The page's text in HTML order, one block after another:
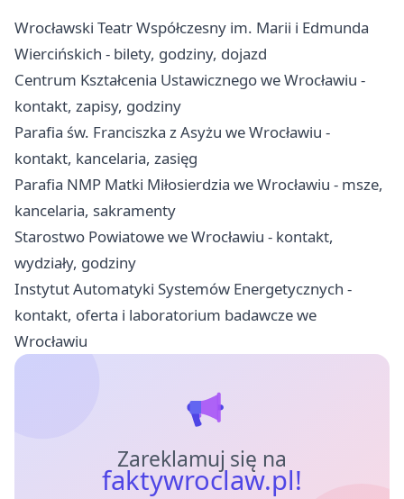
Wrocławski Teatr Współczesny im. Marii i Edmunda
Wiercińskich - bilety, godziny, dojazd
Centrum Kształcenia Ustawicznego we Wrocławiu -
kontakt, zapisy, godziny
Parafia św. Franciszka z Asyżu we Wrocławiu -
kontakt, kancelaria, zasięg
Parafia NMP Matki Miłosierdzia we Wrocławiu - msze,
kancelaria, sakramenty
Starostwo Powiatowe we Wrocławiu - kontakt,
wydziały, godziny
Instytut Automatyki Systemów Energetycznych -
kontakt, oferta i laboratorium badawcze we
Wrocławiu
Zareklamuj się na
faktywroclaw.pl!